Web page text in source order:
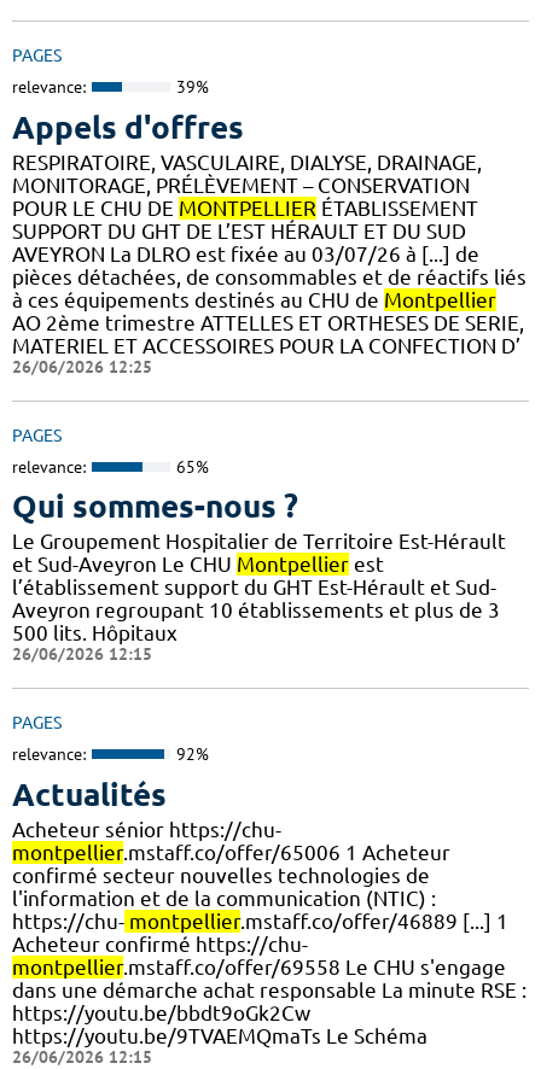
PAGES
relevance: 39%
Appels d'offres
RESPIRATOIRE, VASCULAIRE, DIALYSE, DRAINAGE,
MONITORAGE, PRÉLÈVEMENT – CONSERVATION
POUR LE CHU DE MONTPELLIER ÉTABLISSEMENT
SUPPORT DU GHT DE L’EST HÉRAULT ET DU SUD
AVEYRON La DLRO est fixée au 03/07/26 à [...] de
pièces détachées, de consommables et de réactifs liés
à ces équipements destinés au CHU de Montpellier
AO 2ème trimestre ATTELLES ET ORTHESES DE SERIE,
MATERIEL ET ACCESSOIRES POUR LA CONFECTION D’
26/06/2026 12:25
PAGES
relevance: 65%
Qui sommes-nous ?
Le Groupement Hospitalier de Territoire Est-Hérault
et Sud-Aveyron Le CHU Montpellier est
l’établissement support du GHT Est-Hérault et Sud-
Aveyron regroupant 10 établissements et plus de 3
500 lits. Hôpitaux
26/06/2026 12:15
PAGES
relevance: 92%
Actualités
Acheteur sénior https://chu-
montpellier.mstaff.co/offer/65006 1 Acheteur
confirmé secteur nouvelles technologies de
l'information et de la communication (NTIC) :
https://chu- montpellier.mstaff.co/offer/46889 [...] 1
Acheteur confirmé https://chu-
montpellier.mstaff.co/offer/69558 Le CHU s'engage
dans une démarche achat responsable La minute RSE :
https://youtu.be/bbdt9oGk2Cw
https://youtu.be/9TVAEMQmaTs Le Schéma
26/06/2026 12:15